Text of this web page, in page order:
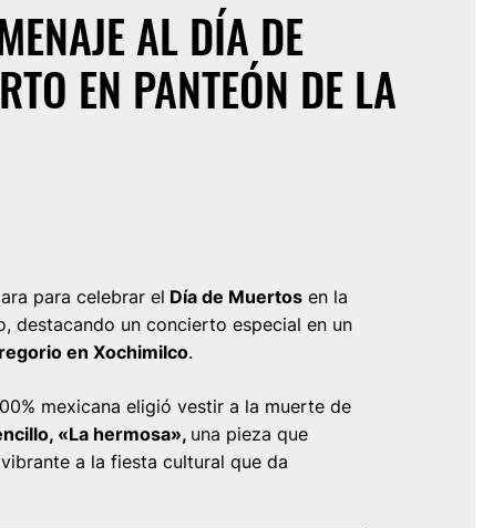
AL DÍA DE
EN PANTEÓN DE LA
para celebrar el Día de Muertos en la
destacando un concierto especial en un
en Xochimilco.
mexicana eligió vestir a la muerte de
«La hermosa», una pieza que
a la fiesta cultural que da